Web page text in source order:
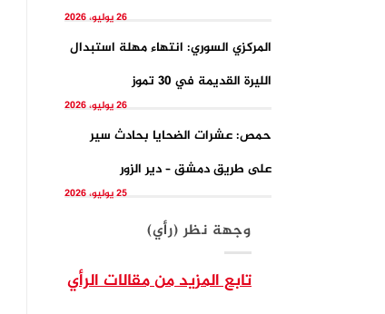
26 يوليو، 2026
المركزي السوري: انتهاء مهلة استبدال
الليرة القديمة في 30 تموز
26 يوليو، 2026
حمص: عشرات الضحايا بحادث سير
على طريق دمشق – دير الزور
25 يوليو، 2026
وجهة نظر (رأي)
تابع المزيد من مقالات الرأي